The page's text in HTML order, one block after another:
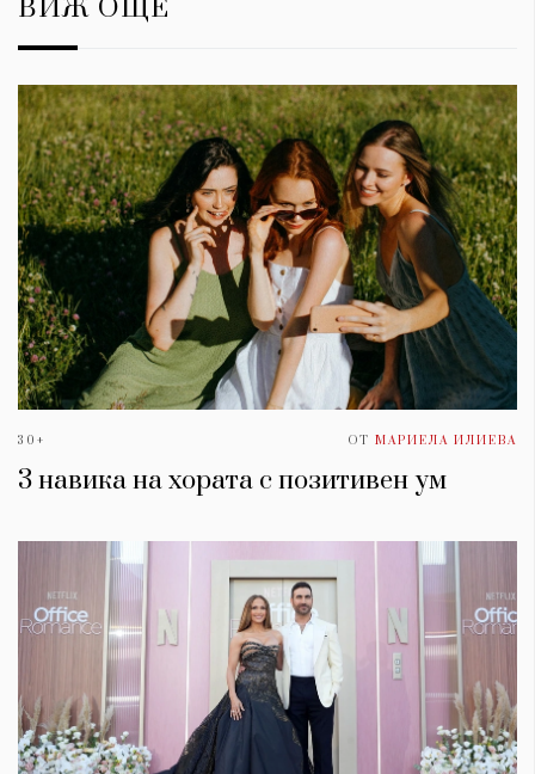
ВИЖ ОЩЕ
30+ ОТ МАРИЕЛА ИЛИЕВА
3 навика на хората с позитивен ум